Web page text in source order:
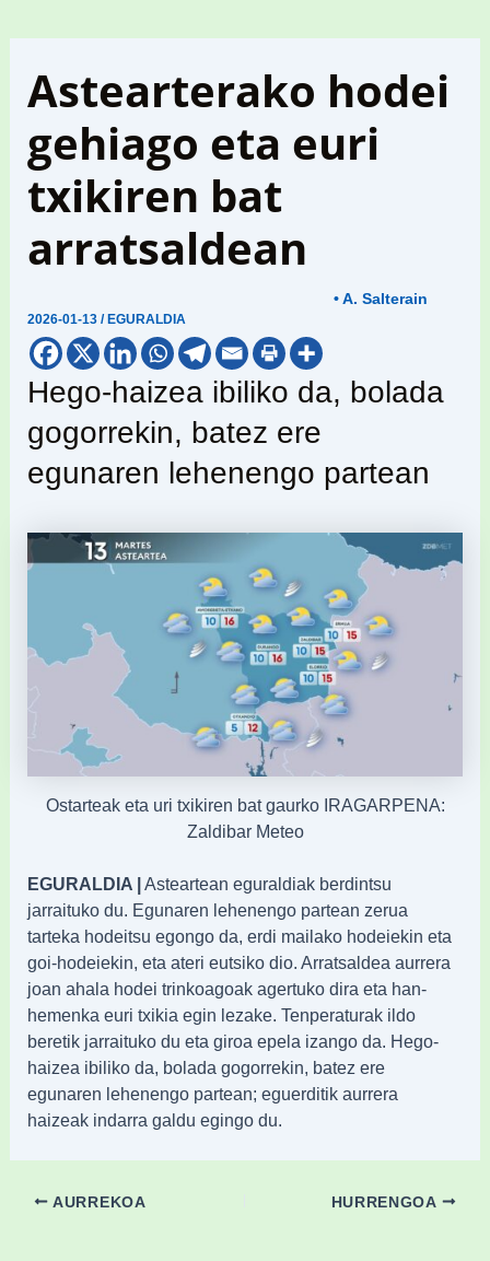
Astearterako hodei
gehiago eta euri
txikiren bat
arratsaldean
2026-01-13/ EGURALDIA
• A. Salterain
Hego-haizea ibiliko da, bolada
gogorrekin, batez ere
egunaren lehenengo partean
Ostarteak eta uri txikiren bat gaurko IRAGARPENA:
Zaldibar Meteo
EGURALDIA |
Asteartean eguraldiak berdintsu
jarraituko du. Egunaren lehenengo partean zerua
tarteka hodeitsu egongo da, erdi mailako hodeiekin eta
goi-hodeiekin, eta ateri eutsiko dio. Arratsaldea aurrera
joan ahala hodei trinkoagoak agertuko dira eta han-
hemenka euri txikia egin lezake. Tenperaturak ildo
beretik jarraituko du eta giroa epela izango da. Hego-
haizea ibiliko da, bolada gogorrekin, batez ere
egunaren lehenengo partean; eguerditik aurrera
haizeak indarra galdu egingo du.
AURREKOA HURRENGOA